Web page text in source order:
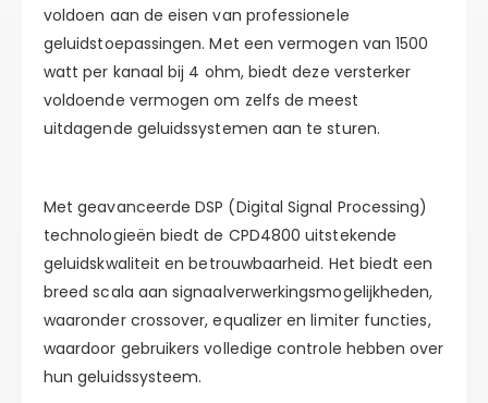
voldoen aan de eisen van professionele
geluidstoepassingen. Met een vermogen van 1500
watt per kanaal bij 4 ohm, biedt deze versterker
voldoende vermogen om zelfs de meest
uitdagende geluidssystemen aan te sturen.
Met geavanceerde DSP (Digital Signal Processing)
technologieën biedt de CPD4800 uitstekende
geluidskwaliteit en betrouwbaarheid. Het biedt een
breed scala aan signaalverwerkingsmogelijkheden,
waaronder crossover, equalizer en limiter functies,
waardoor gebruikers volledige controle hebben over
hun geluidssysteem.